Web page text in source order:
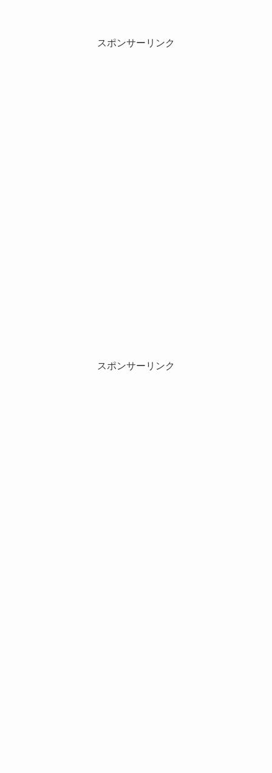
スポンサーリンク
スポンサーリンク